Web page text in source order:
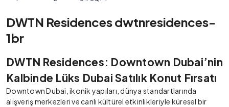
DWTN Residences dwtnresidences-
1br
DWTN Residences: Downtown Dubai’nin
Kalbinde Lüks Dubai Satılık Konut Fırsatı
Downtown Dubai, ikonik yapıları, dünya standartlarında
alışveriş merkezleri ve canlı kültürel etkinlikleriyle küresel bir